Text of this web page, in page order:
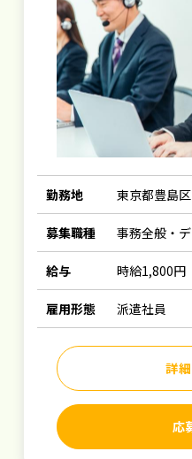
勤務地 東京都豊島区
募集職種 事務全般・
給与 時給1,800円
雇用形態 派遣社員
詳
応